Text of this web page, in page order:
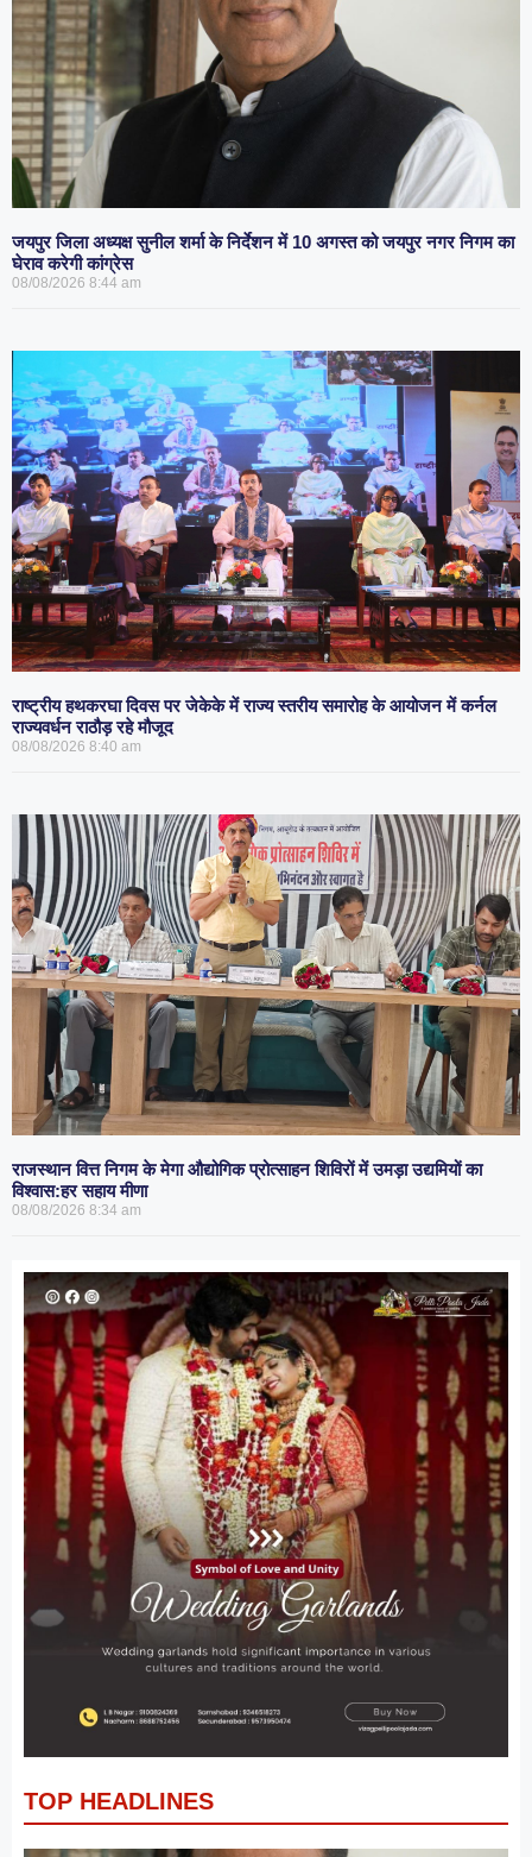
जयपुर जिला अध्यक्ष सुनील शर्मा के निर्देशन में 10 अगस्त को जयपुर नगर निगम का
घेराव करेगी कांग्रेस
08/08/2026 8:44 am
राष्ट्रीय हथकरघा दिवस पर जेकेके में राज्य स्तरीय समारोह के आयोजन में कर्नल
राज्यवर्धन राठौड़ रहे मौजूद
08/08/2026 8:40 am
राजस्थान वित्त निगम के मेगा औद्योगिक प्रोत्साहन शिविरों में उमड़ा उद्यमियों का
विश्वास:हर सहाय मीणा
08/08/2026 8:34 am
TOP HEADLINES